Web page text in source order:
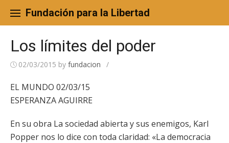
content
Fundación para la Libertad
Los límites del poder
02/03/2015 by fundacion /
EL MUNDO 02/03/15
ESPERANZA AGUIRRE
En su obra La sociedad abierta y sus enemigos, Karl
Popper nos lo dice con toda claridad: «La democracia